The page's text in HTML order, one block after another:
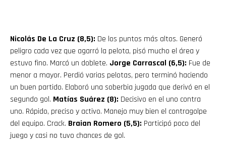
Nicolás De La Cruz (8,5): De los puntos más altos. Generó
peligro cada vez que agarró la pelota, pisó mucho el área y
estuvo fino. Marcó un doblete. Jorge Carrascal (6,5): Fue de
menor a mayor. Perdió varias pelotas, pero terminó haciendo
un buen partido. Elaboró una soberbia jugada que derivó en el
segundo gol. Matías Suárez (8): Decisivo en el uno contra
uno. Rápido, preciso y activo. Manejo muy bien el contragolpe
del equipo. Crack. Braian Romero (5,5): Participó poco del
juego y casi no tuvo chances de gol.